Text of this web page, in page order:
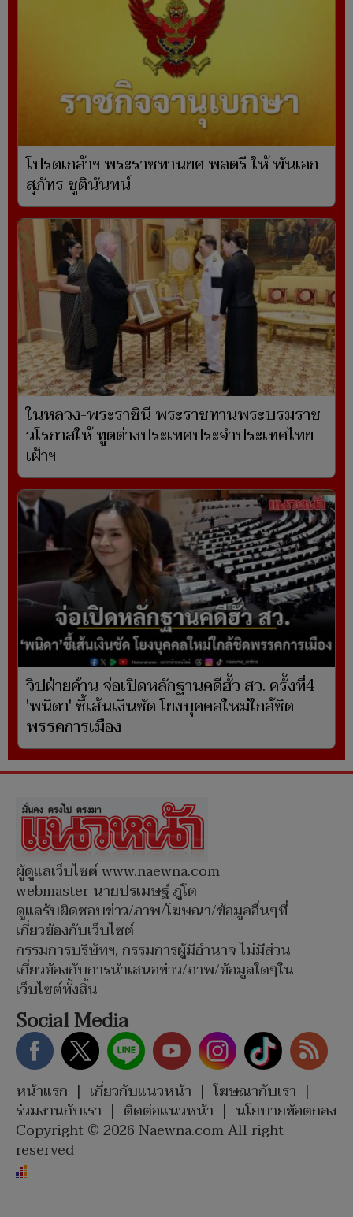
โปรดเกล้าฯ พระราชทานยศ พลตรี ให้ พันเอก
สุภัทร ชูตินันทน์
ในหลวง-พระราชินี พระราชทานพระบรมราช
วโรกาสให้ ทูตต่างประเทศประจำประเทศไทย
เฝ้าฯ
วิปฝ่ายค้าน จ่อเปิดหลักฐานคดีฮั้ว สว. ครั้งที่4
'พนิดา' ชี้เส้นเงินชัด โยงบุคคลใหม่ใกล้ชิด
พรรคการเมือง
ผู้ดูแลเว็บไซต์ www.naewna.com
webmaster นายปรเมษฐ์ ภู่โต
ดูแลรับผิดชอบข่าว/ภาพ/โฆษณา/ข้อมูลอื่นๆที่
เกี่ยวข้องกับเว็บไซต์
กรรมการบริษัทฯ, กรรมการผู้มีอำนาจ ไม่มีส่วน
เกี่ยวข้องกับการนำเสนอข่าว/ภาพ/ข้อมูลใดๆใน
เว็บไซต์ทั้งสิ้น
Social Media
หน้าแรก | เกี่ยวกับแนวหน้า | โฆษณากับเรา |
ร่วมงานกับเรา | ติดต่อแนวหน้า | นโยบายข้อตกลง
Copyright © 2026 Naewna.com All right
reserved